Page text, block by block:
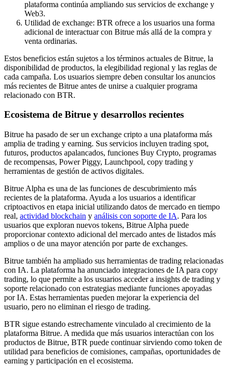
Bloqueos BTR
Inversiones exclusivas para titulares de BTR
Préstamos
Inversión automática
Obtenga ganancias a largo plazo e intereses flexibles
plataforma continúa ampliando sus servicios de exchange y
Web3.
Utilidad de exchange: BTR ofrece a los usuarios una forma
adicional de interactuar con Bitrue más allá de la compra y
venta ordinarias.
Estos beneficios están sujetos a los términos actuales de Bitrue, la
disponibilidad de productos, la elegibilidad regional y las reglas de
cada campaña. Los usuarios siempre deben consultar los anuncios
más recientes de Bitrue antes de unirse a cualquier programa
relacionado con BTR.
Ecosistema de Bitrue y desarrollos recientes
Bitrue ha pasado de ser un exchange cripto a una plataforma más
amplia de trading y earning. Sus servicios incluyen trading spot,
futuros, productos apalancados, funciones Buy Crypto, programas
de recompensas, Power Piggy, Launchpool, copy trading y
herramientas de gestión de activos digitales.
Bitrue Alpha es una de las funciones de descubrimiento más
recientes de la plataforma. Ayuda a los usuarios a identificar
criptoactivos en etapa inicial utilizando datos de mercado en tiempo
real, actividad blockchain y análisis con soporte de IA. Para los
usuarios que exploran nuevos tokens, Bitrue Alpha puede
proporcionar contexto adicional del mercado antes de listados más
amplios o de una mayor atención por parte de exchanges.
Bitrue también ha ampliado sus herramientas de trading relacionadas
con IA. La plataforma ha anunciado integraciones de IA para copy
trading, lo que permite a los usuarios acceder a insights de trading y
soporte relacionado con estrategias mediante funciones apoyadas
por IA. Estas herramientas pueden mejorar la experiencia del
usuario, pero no eliminan el riesgo de trading.
BTR sigue estando estrechamente vinculado al crecimiento de la
plataforma Bitrue. A medida que más usuarios interactúan con los
productos de Bitrue, BTR puede continuar sirviendo como token de
utilidad para beneficios de comisiones, campañas, oportunidades de
earning y participación en el ecosistema.